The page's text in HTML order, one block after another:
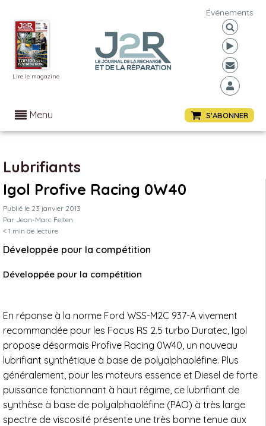
Lire le magazine
Événements
Menu S'ABONNER
Lubrifiants
Igol Profive Racing 0W40
Publié le 23 janvier 2013
Par Jean-Marc Felten
< 1 min de lecture
Développée pour la compétition
Développée pour la compétition
En réponse à la norme Ford WSS-M2C 937-A vivement
recommandée pour les Focus RS 2.5 turbo Duratec, Igol
propose désormais Profive Racing 0W40, un nouveau
lubrifiant synthétique à base de polyalphaoléfine. Plus
généralement, pour les moteurs essence et Diesel de forte
puissance fonctionnant à haut régime, ce lubrifiant de
synthèse à base de polyalphaoléfine (PAO) à très large
spectre de viscosité présente une très bonne tenue aux